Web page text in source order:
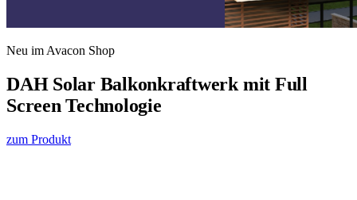
Neu im Avacon Shop
DAH Solar Balkonkraftwerk mit Full
Screen Technologie
zum Produkt